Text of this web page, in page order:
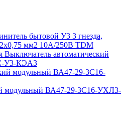
бытовой У3 3 гнезда,
мм2 10А/250В TDM
Выключатель автоматический
У3-КЭАЗ
модульный ВА47-29-3C16-УХЛ3-